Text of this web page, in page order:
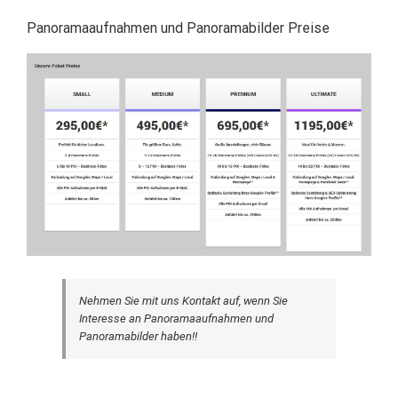
Panoramaaufnahmen und Panoramabilder Preise
Nehmen Sie mit uns Kontakt auf, wenn Sie
Interesse an Panoramaaufnahmen und
Panoramabilder haben!!